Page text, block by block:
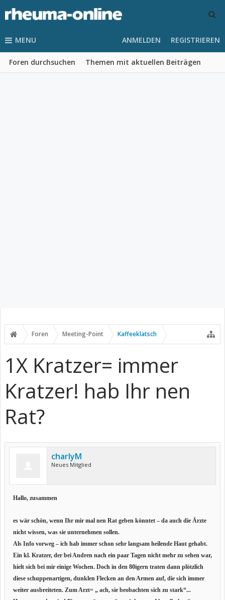
MENU
Foren durchsuchen Themen mit aktuellen Beiträgen
ANMELDEN REGISTRIEREN
Foren Meeting-Point Kaffeeklatsch
1X Kratzer= immer
Kratzer! hab Ihr nen
Rat?
charlyM
Neues Mitglied
Hallo, zusammen
es wär schön, wenn Ihr mir mal nen Rat geben könntet – da auch die Ärzte
nicht wissen, was sie unternehmen sollen.
Als Info vorweg – ich hab immer schon sehr langsam heilende Haut gehabt.
Ein kl. Kratzer, der bei Andren nach ein paar Tagen nicht mehr zu sehen war,
hielt sich bei mir einige Wochen. Doch in den 80igern traten dann plötzlich
diese schuppenartigen, dunklen Flecken an den Armen auf, die sich immer
weiter ausbreiteten. Zum Arzt= „ ach, sie beobachten sich zu stark“...